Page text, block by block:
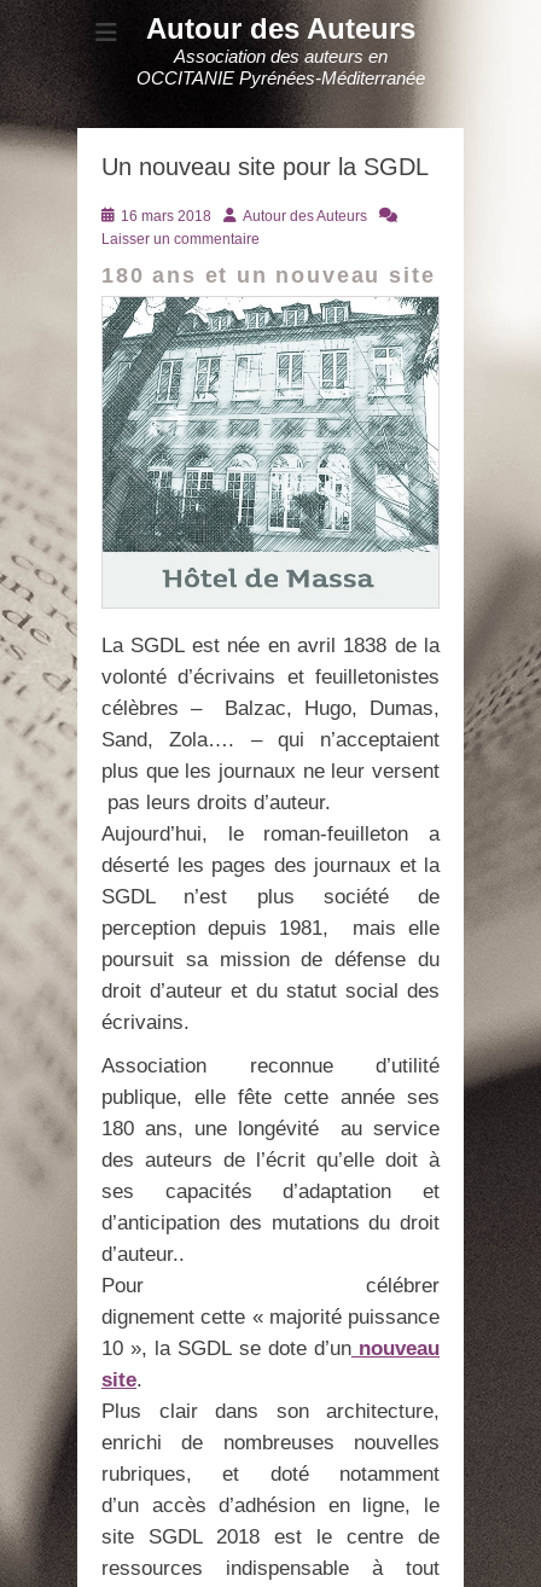
Autour des Auteurs
Association des auteurs en
OCCITANIE Pyrénées-Méditerranée
Un nouveau site pour la SGDL
Posté
le
16 mars 2018 AuteurAutour des Auteurs
Laisser un commentaire
180 ans et un nouveau site
La SGDL est née en avril 1838 de la
volonté d’écrivains et feuilletonistes
célèbres – Balzac, Hugo, Dumas,
Sand, Zola…. – qui n’acceptaient
plus que les journaux ne leur versent
pas leurs droits d’auteur.
Aujourd’hui, le roman-feuilleton a
déserté les pages des journaux et la
SGDL n’est plus société de
perception depuis 1981, mais elle
poursuit sa mission de défense du
droit d’auteur et du statut social des
écrivains.
Association reconnue d’utilité
publique, elle fête cette année ses
180 ans, une longévité au service
des auteurs de l’écrit qu’elle doit à
ses capacités d’adaptation et
d’anticipation des mutations du droit
d’auteur..
Pour célébrer
dignement cette « majorité puissance
10 », la SGDL se dote d’unnouveau
site.
Plus clair dans son architecture,
enrichi de nombreuses nouvelles
rubriques, et doté notamment
d’un accès d’adhésion en ligne, le
site SGDL 2018 est le centre de
ressources indispensable à tout